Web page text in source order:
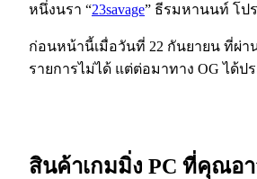
หนึ่งนรา “23savage” ธีรมหานนท์ โป
ก่อนหน้านี้เมื่อวันที่ 22 กันยายน ที่ผ่าน
รายการไม่ได้ แต่ต่อมาทาง OG ได้ป
สินค้าเกมมิ่ง PC ที่คุณอ